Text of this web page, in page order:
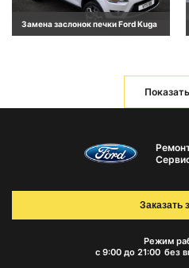
Замена заслонок печки Ford Kuga
Режим
с 9:00 до 21:00 без
Заказать